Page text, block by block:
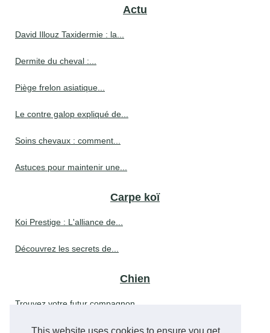
Actu
David Illouz Taxidermie : la...
Dermite du cheval :...
Piège frelon asiatique...
Le contre galop expliqué de...
Soins chevaux : comment...
Astuces pour maintenir une...
Carpe koï
Koi Prestige : L'alliance de...
Découvrez les secrets de...
Chien
Trouvez votre futur compagnon...